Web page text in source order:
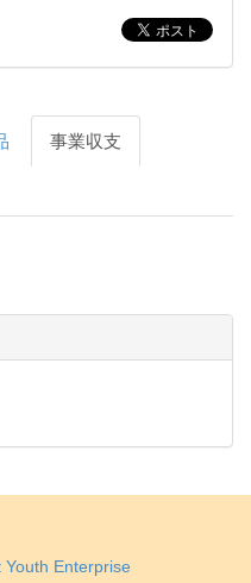
事業収支
Enterprise